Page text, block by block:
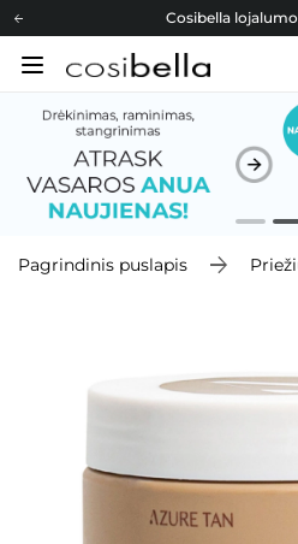
Cosibella
Nemokamas
Cosibella lojalumo
Nemokamas
Dovanų
Pagrindinis puslapis